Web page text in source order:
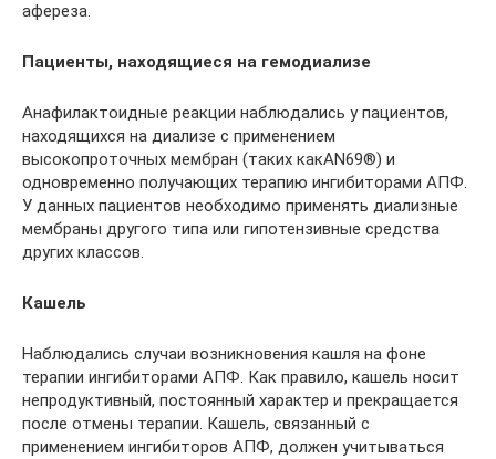
афереза.
Пациенты, находящиеся на гемодиализе
Анафилактоидные реакции наблюдались у пациентов,
находящихся на диализе с применением
высокопроточных мембран (таких какAN69®) и
одновременно получающих терапию ингибиторами АПФ.
У данных пациентов необходимо применять диализные
мембраны другого типа или гипотензивные средства
других классов.
Кашель
Наблюдались случаи возникновения кашля на фоне
терапии ингибиторами АПФ. Как правило, кашель носит
непродуктивный, постоянный характер и прекращается
после отмены терапии. Кашель, связанный с
применением ингибиторов АПФ, должен учитываться